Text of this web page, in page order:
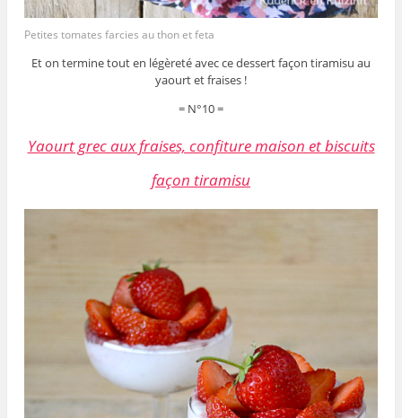
Petites tomates farcies au thon et feta
Et on termine tout en légèreté avec ce dessert façon tiramisu au
yaourt et fraises !
= N°10 =
Yaourt grec aux fraises, confiture maison et biscuits
façon tiramisu